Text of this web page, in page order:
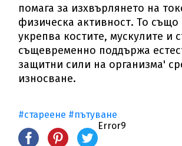
помага за изхвърлянето на
физическа активност. То също
укрепва костите, мускулите и
същевременно поддържа
защитни сили на организма'
износване.
#стареене #пътуване
Error9